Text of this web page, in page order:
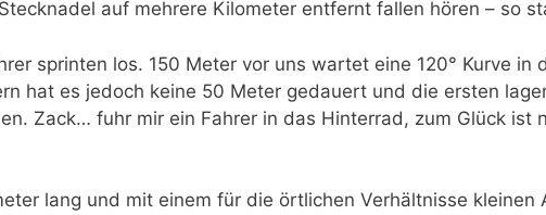
auf mehrere Kilometer entfernt fallen hören – so
sprinten los. 150 Meter vor uns wartet eine 120° Kurve in
hat es jedoch keine 50 Meter gedauert und die ersten
Zack… fuhr mir ein Fahrer in das Hinterrad, zum Glück ist
lang und mit einem für die örtlichen Verhältnisse kleinen